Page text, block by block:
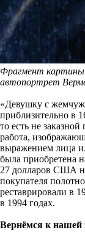
Фрагмент картины
автопортрет
«Девушку с
приблизительно в
то есть не
работа,
выражением лица
была приобретена
27 долларов США
покупателя
реставрировали в
в 1994 годах.
Вернёмся к нашей